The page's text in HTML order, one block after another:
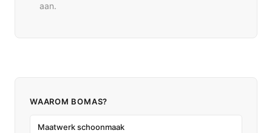
aan.
WAAROM BOMAS?
Maatwerk schoonmaak